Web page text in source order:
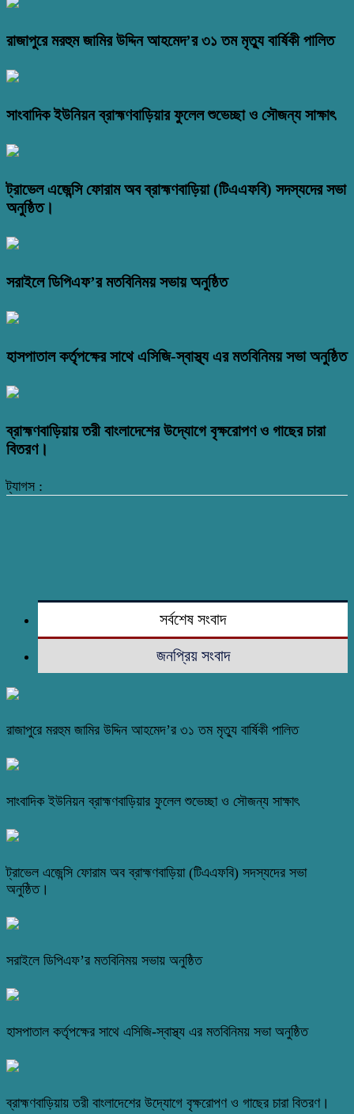
রাজাপুরে মরহুম জামির উদ্দিন আহমেদ’র ৩১ তম মৃত্যু বার্ষিকী পালিত
সাংবাদিক ইউনিয়ন ব্রাহ্মণবাড়িয়ার ফুলেল শুভেচ্ছা ও সৌজন্য সাক্ষাৎ
ট্রাভেল এজেন্সি ফোরাম অব ব্রাহ্মণবাড়িয়া (টিএএফবি) সদস্যদের সভা
অনুষ্ঠিত।
সরাইলে ডিপিএফ’র মতবিনিময় সভায় অনুষ্ঠিত
হাসপাতাল কর্তৃপক্ষের সাথে এসিজি-স্বাস্থ্য এর মতবিনিময় সভা অনুষ্ঠিত
ব্রাহ্মণবাড়িয়ায় তরী বাংলাদেশের উদ্যোগে বৃক্ষরোপণ ও গাছের চারা
বিতরণ।
ট্যাগস :
সর্বশেষ সংবাদ
জনপ্রিয় সংবাদ
রাজাপুরে মরহুম জামির উদ্দিন আহমেদ’র ৩১ তম মৃত্যু বার্ষিকী পালিত
সাংবাদিক ইউনিয়ন ব্রাহ্মণবাড়িয়ার ফুলেল শুভেচ্ছা ও সৌজন্য সাক্ষাৎ
ট্রাভেল এজেন্সি ফোরাম অব ব্রাহ্মণবাড়িয়া (টিএএফবি) সদস্যদের সভা
অনুষ্ঠিত।
সরাইলে ডিপিএফ’র মতবিনিময় সভায় অনুষ্ঠিত
হাসপাতাল কর্তৃপক্ষের সাথে এসিজি-স্বাস্থ্য এর মতবিনিময় সভা অনুষ্ঠিত
ব্রাহ্মণবাড়িয়ায় তরী বাংলাদেশের উদ্যোগে বৃক্ষরোপণ ও গাছের চারা বিতরণ।